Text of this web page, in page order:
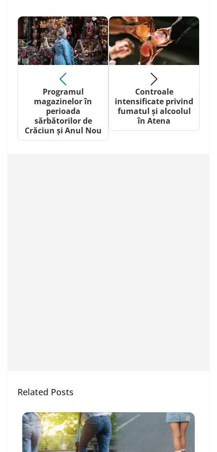
Programul
magazinelor în
perioada
sărbătorilor de
Crăciun și Anul Nou
Controale
intensificate privind
fumatul și alcoolul
în Atena
Related Posts